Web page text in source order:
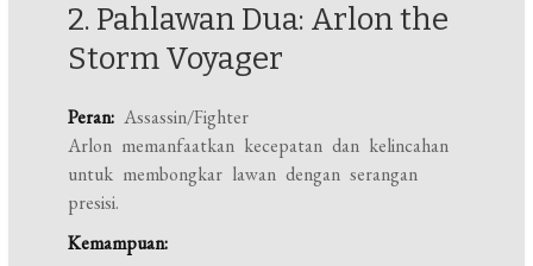
2. Pahlawan Dua: Arlon the
Storm Voyager
Peran: Assassin/Fighter
Arlon memanfaatkan kecepatan dan kelincahan
untuk membongkar lawan dengan serangan
presisi.
Kemampuan: